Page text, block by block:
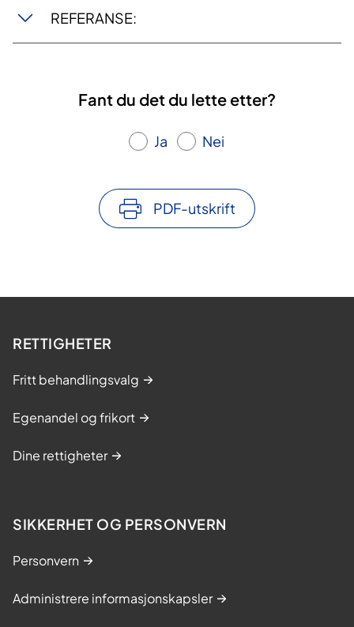
REFERANSE:
Fant du det du lette etter?
Ja Nei
PDF-utskrift
RETTIGHETER
Fritt behandlingsvalg
Egenandel og frikort
Dine rettigheter
SIKKERHET OG PERSONVERN
Personvern
Administrere informasjonskapsler